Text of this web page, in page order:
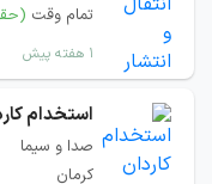
تمام وقت
۱ هفته پیش
استخدام
صدا و سیما
کرمان